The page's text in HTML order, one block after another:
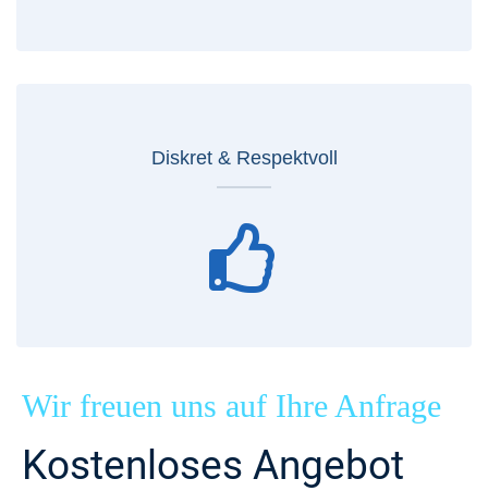
Diskret & Respektvoll
Wir freuen uns auf Ihre Anfrage
Kostenloses Angebot